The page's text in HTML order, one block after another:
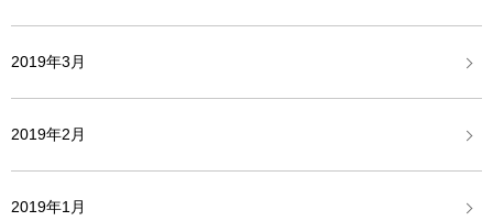
2019年3月
2019年2月
2019年1月